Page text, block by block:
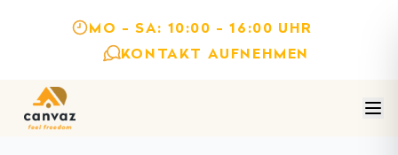
MO - SA: 10:00 - 16:00 UHR
KONTAKT AUFNEHMEN